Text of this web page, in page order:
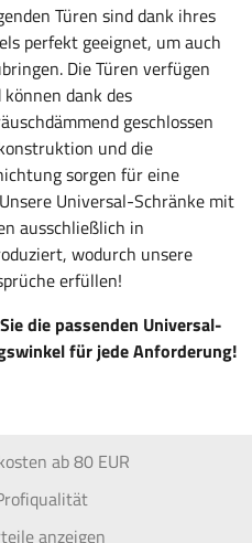
Türen sind dank ihres
perfekt geeignet, um auch
Die Türen verfügen
dank des
geschlossen
und die
sorgen für eine
Universal-Schränke mit
ausschließlich in
wodurch unsere
erfüllen!
die passenden Universal-
für jede Anforderung!
ab 80 EUR
anzeigen